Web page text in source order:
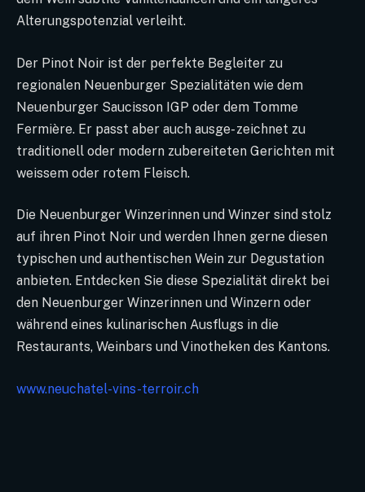
Alterungspotenzial verleiht.
Der Pinot Noir ist der perfekte Begleiter zu
regionalen Neuenburger Spezialitäten wie dem
Neuenburger Saucisson IGP oder dem Tomme
Fermière. Er passt aber auch ausge- zeichnet zu
traditionell oder modern zubereiteten Gerichten mit
weissem oder rotem Fleisch.
Die Neuenburger Winzerinnen und Winzer sind stolz
auf ihren Pinot Noir und werden Ihnen gerne diesen
typischen und authentischen Wein zur Degustation
anbieten. Entdecken Sie diese Spezialität direkt bei
den Neuenburger Winzerinnen und Winzern oder
während eines kulinarischen Ausflugs in die
Restaurants, Weinbars und Vinotheken des Kantons.
www.neuchatel-vins-terroir.ch